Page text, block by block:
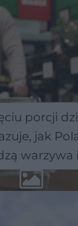
porcji
jak
warzywa